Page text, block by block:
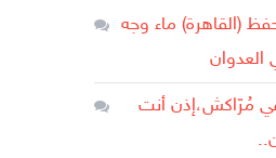
(القاهرة) ماء وجه
العدوان
مُرّاكش،إذن أنت